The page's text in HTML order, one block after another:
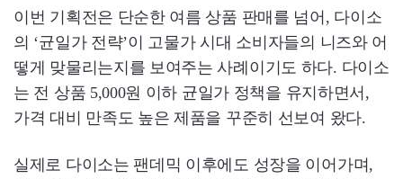
이번 기획전은 단순한 여름 상품 판매를 넘어, 다이소
의 ‘균일가 전략’이 고물가 시대 소비자들의 니즈와 어
떻게 맞물리는지를 보여주는 사례이기도 하다. 다이소
는 전 상품 5,000원 이하 균일가 정책을 유지하면서,
가격 대비 만족도 높은 제품을 꾸준히 선보여 왔다.
실제로 다이소는 팬데믹 이후에도 성장을 이어가며,